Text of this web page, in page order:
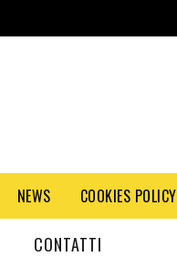
NEWS COOKIES POLICY
CONTATTI